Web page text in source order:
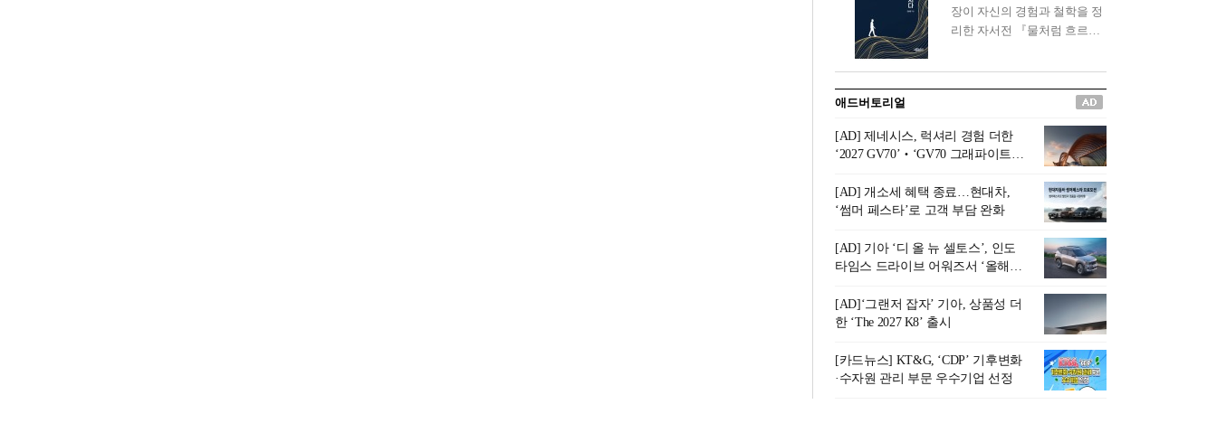
신간 『은퇴연옥』을 내놓았
다.단테는 지옥을 '모든 희망을
록 고문은 새로운 시각을 제시
0년의 과도기는 지옥이 아니라
정화와 성장의 공간인 ‘은퇴연
옥(Purgatory)’이라는 것이다.
연옥은 고통스럽지만 끝이 있
으며, 준비를 통해 천국으로 나
아갈 수 있는 희망의 장소라고
말한
장이 자신의 경험과 철학을 정
리한 자서전 『물처럼 흐르고
통 관료 출신으로 한국 금융의
주요 변곡점마다 중요한 역할
을 하고 금융 경영인으로서 큰
족적을 남긴 김 전 회장이 후배
세대에게 전하는 삶의 조언을
담은 인생 노트다.『물처럼 흐
르고 원칙으로 서다』는 단순
한 자서전을 넘어, 실패를 두려
워하지 않는 용기와 자신에 대
한 믿음이 어떻게 삶을 풍요롭
게 만드는지를 보여주는 지혜
의 보고로 평가된다.김용환 전
회장은 “인생의 목표가 크더라
도 조급해하지 말고 작은 것부
터 하나 하나 성취해 나가
라”고 조언한다. 뼈아픈 실패
조차 성공의 뼈대가 된다는 긍
애드버토리얼
[AD] 제네시스, 럭셔리 경험 더한
‘2027 GV70’‧‘GV70 그래파이트’
[AD] 개소세 혜택 종료…현대차,
‘썸머 페스타’로 고객 부담 완화
[AD] 기아 ‘디 올 뉴 셀토스’, 인도
타임스 드라이브 어워즈서 ‘올해의
[AD]‘그랜저 잡자’ 기아, 상품성 더
한 ‘The 2027 K8’ 출시
[카드뉴스] KT&G, ‘CDP’ 기후변화
·수자원 관리 부문 우수기업 선정